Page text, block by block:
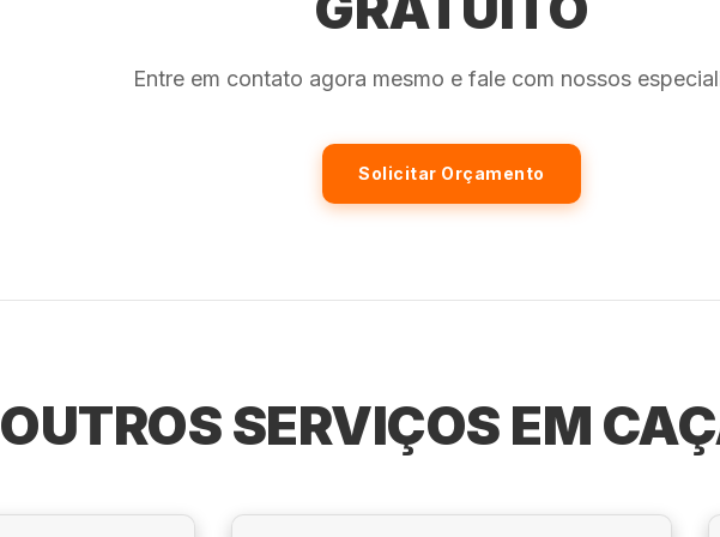
Entre em contato agora mesmo e fale com nossos
Solicitar Orçamento
OUTROS SERVIÇOS EM